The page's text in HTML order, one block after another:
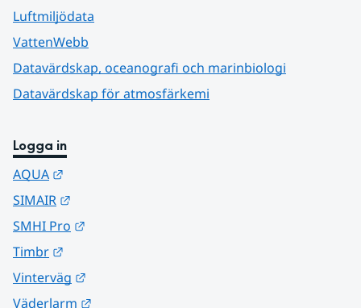
Luftmiljödata
VattenWebb
Datavärdskap, oceanografi och marinbiologi
Datavärdskap för atmosfärkemi
Logga in
AQUA
SIMAIR
SMHI Pro
Timbr
Vinterväg
Väderlarm